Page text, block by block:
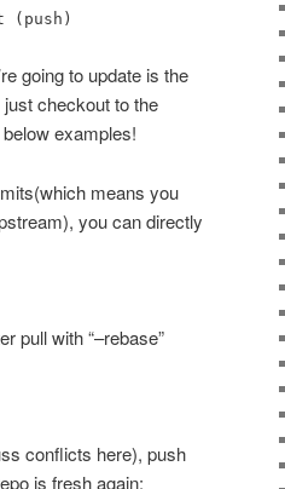
(push)
going to update is the
checkout to the
examples!
means you
you can directly
pull with “–rebase”
conflicts here), push
is fresh again: